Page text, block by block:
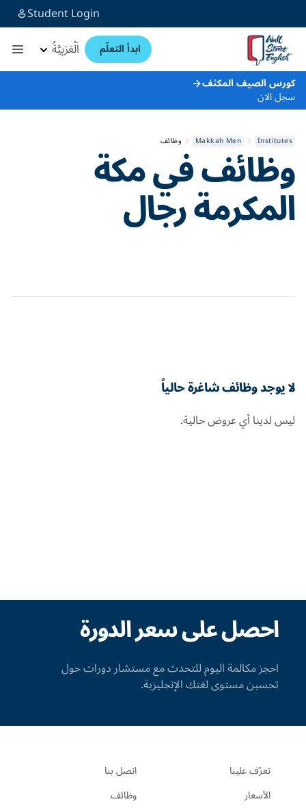
Student Login
ابدأ التعلّم اَلْعَرَبِيَّةُ
كورس الصيف المكثف
سجل الان
Institutes
Makkah Men وظائف
وظائف فيمكة
المكرمة رجال
لا يوجد وظائف شاغرة حالياً
ليس لدينا أي عروض حالية.
احصل على سعر الدورة
احجز مكالمة اليوم للتحدث مع مستشار دورات حول
تحسين مستوى لغتك الإنجليزية.
تعرّف علينا
الأسعار
اتصل بنا
وظائف